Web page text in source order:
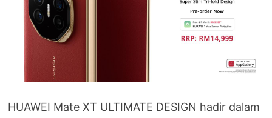
HUAWEI Mate XT ULTIMATE DESIGN hadir dalam